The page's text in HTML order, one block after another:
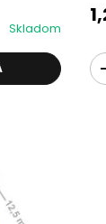
Skladom